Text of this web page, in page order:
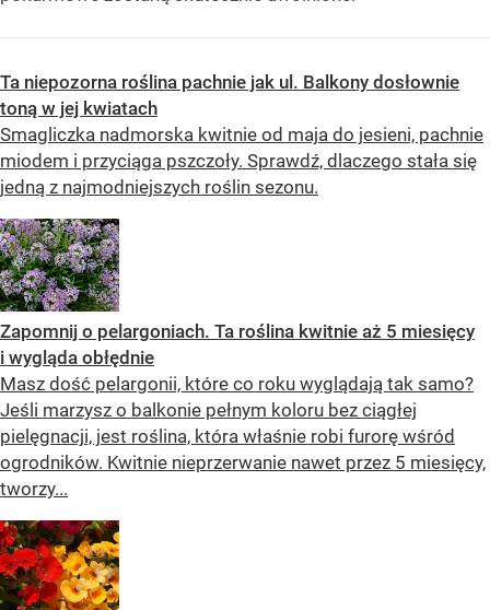
Ta niepozorna roślina pachnie jak ul. Balkony dosłownie
toną w jej kwiatach
Smagliczka nadmorska kwitnie od maja do jesieni, pachnie
miodem i przyciąga pszczoły. Sprawdź, dlaczego stała się
jedną z najmodniejszych roślin sezonu.
Zapomnij o pelargoniach. Ta roślina kwitnie aż 5 miesięcy
i wygląda obłędnie
Masz dość pelargonii, które co roku wyglądają tak samo?
Jeśli marzysz o balkonie pełnym koloru bez ciągłej
pielęgnacji, jest roślina, która właśnie robi furorę wśród
ogrodników. Kwitnie nieprzerwanie nawet przez 5 miesięcy,
tworzy...